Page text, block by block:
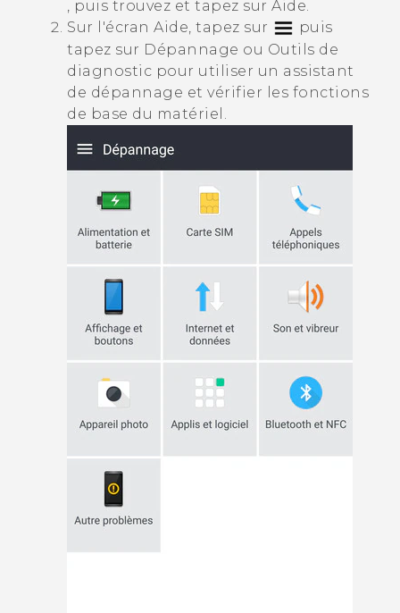
, puis trouvez et tapez sur Aide
Sur l'écran Aide , tapez sur
puis
tapez sur Dépannage ou Outils de
diagnostic pour utiliser un assistant
de dépannage et vérifier les fonctions
de base du matériel.